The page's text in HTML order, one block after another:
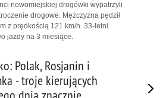
nowomiejskiej drogówki wypatrzyli
drogowe. Mężczyzna pędził
z prędkością 121 km/h. 33-letni
jazdy na 3 miesiące.
Polak, Rosjanin i
- troje kierujących